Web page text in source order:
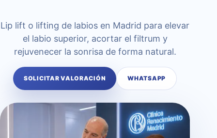
Lip lift o lifting de labios en Madrid para elevar
el labio superior, acortar el filtrum y
rejuvenecer la sonrisa de forma natural.
SOLICITAR VALORACIÓN WHATSAPP